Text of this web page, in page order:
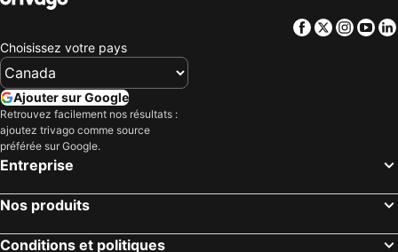
Facebook
Twitter
Choisissez votre pays
Ajouter sur Google
Retrouvez facilement nos résultats :
ajoutez trivago comme source
préférée sur Google.
Entreprise
Nos produits
Conditions et politiques